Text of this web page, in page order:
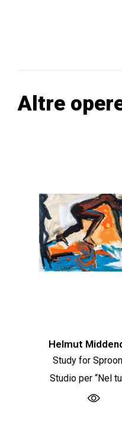
Altre
Helmut
Study for
Studio per “Nel